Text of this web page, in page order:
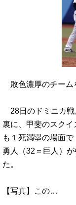
敗色濃厚のチーム
28日のドミニカ戦
裏に、甲斐のスク
も１死満塁の場面
勇人（32＝巨人）
た。
【写真】この…